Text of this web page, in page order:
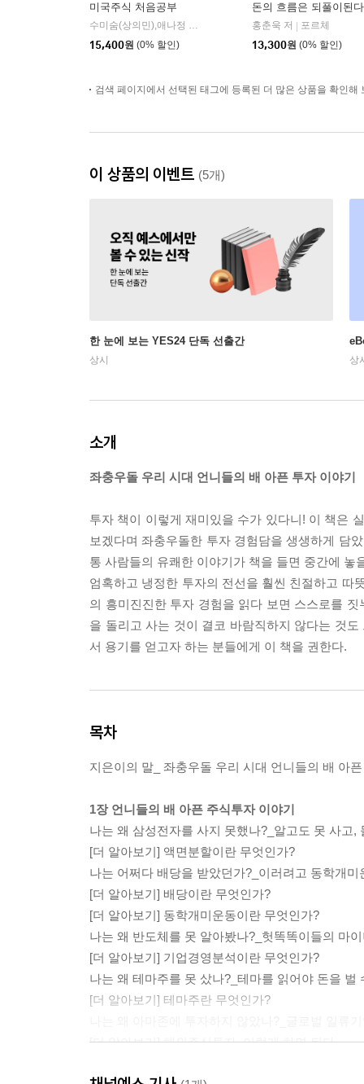
미국주식 처음공부
수미숨(상의민),애나정 공저
이레미디어
15,400원 (0% 할인)
돈의 흐름은 되풀이된다
홍춘욱 저
포르체
13,300원 (0% 할인)
검색 페이지에서 선택된 태그에 등록된 더 많은 상품을 확인해
이 상품의 이벤트 (5개)
한 눈에 보는 YES24 단독 선출간
상시 상
소개
좌충우돌 우리 시대 언니들의 배 아픈 투자 이야기
투자 책이 이렇게 재미있을 수가 있다니! 이 책은
보겠다며 좌충우돌한 투자 경험담을 생생하게 담
통 사람들의 유쾌한 이야기가 책을 들면 중간에
엄혹하고 냉정한 투자의 전선을 훨씬 친절하고 따
의 흥미진진한 투자 경험을 읽다 보면 스스로를
을 돌리고 사는 것이 결코 바람직하지 않다는 것
서 용기를 얻고자 하는 분들에게 이 책을 권한다.
목차
지은이의 말_ 좌충우돌 우리 시대 언니들의 배 아
1장 언니들의 배 아픈 주식투자 이야기
나는 왜 삼성전자를 사지 못했나?_알고도 못 사고,
[더 알아보기] 액면분할이란 무엇인가?
나는 어쩌다 배당을 받았던가?_이러려고 동학개
[더 알아보기] 배당이란 무엇인가?
[더 알아보기] 동학개미운동이란 무엇인가?
나는 왜 반도체를 못 알아봤나?_헛똑똑이들의 마
[더 알아보기] 기업경영분석이란 무엇인가?
나는 왜 테마주를 못 샀나?_테마를 읽어야 돈을 벌
[더 알아보기] 테마주란 무엇인가?
[더 알아보기] 해외주식투자, 이렇게 하면 된다